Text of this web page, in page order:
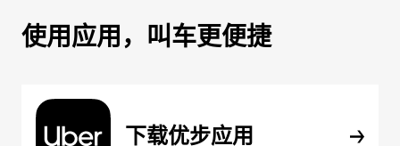
使用应用，叫车更便捷
下载优步应用